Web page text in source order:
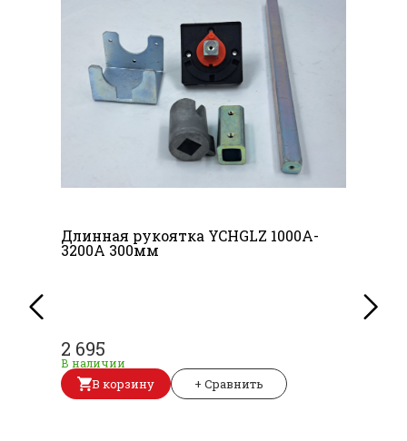
Длинная рукоятка YCHGLZ 1000A-
3200A 300мм
2 695
В наличии
В корзину + Сравнить